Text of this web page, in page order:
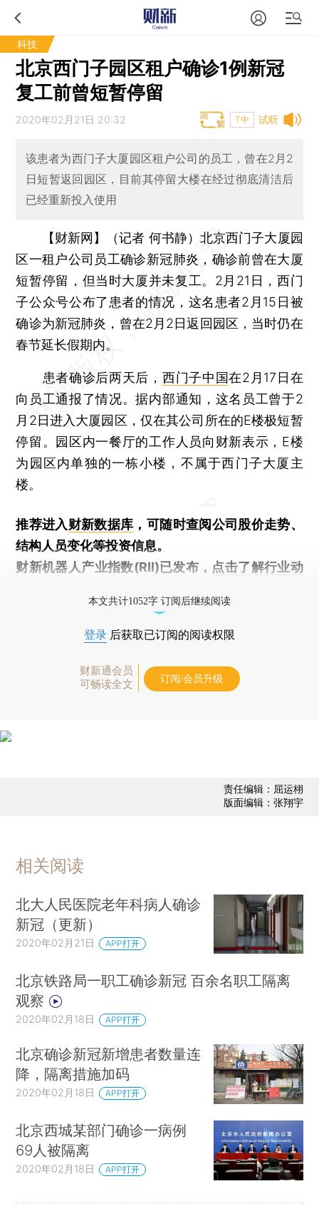
科技
北京西门子园区租户确诊1例新冠
复工前曾短暂停留
试听
2020年02月21日 20:32 T中
该患者为西门子大厦园区租户公司的员工，曾在2月2
日短暂返回园区，目前其停留大楼在经过彻底清洁后
已经重新投入使用
【财新网】（记者 何书静） 北京西门子大厦园
区一租户公司员工确诊新冠肺炎，确诊前曾在大厦
短暂停留，但当时大厦并未复工。2月21日，西门
子公众号公布了患者的情况，这名患者2月15日被
确诊为新冠肺炎，曾在2月2日返回园区，当时仍在
春节延长假期内。
患者确诊后两天后， 西门子中国在2月17日在
向员工通报了情况。据内部通知，这名员工曾于2
月2日进入大厦园区，仅在其公司所在的E楼极短暂
停留。园区内一餐厅的工作人员向财新表示，E楼
为园区内单独的一栋小楼，不属于西门子大厦主
楼。
推荐进入财新数据库 ，可随时查阅公司股价走势、
结构人员变化等投资信息。
财新机器人产业指数(RII)已发布， 点击了解行业动
本文共计1052字 订阅后继续阅读
登录 后获取已订阅的阅读权限
财新通会员
可畅读全文
订阅/会员升级
责任编辑：屈运栩
版面编辑：张翔宇
相关阅读
北大人民医院老年科病人确诊
新冠（更新）
2020年02月21日 APP打开
北京铁路局一职工确诊新冠 百余名职工隔离
观察
2020年02月18日 APP打开
北京确诊新冠新增患者数量连
降，隔离措施加码
2020年02月18日 APP打开
北京西城某部门确诊一病例
69人被隔离
2020年02月18日 APP打开